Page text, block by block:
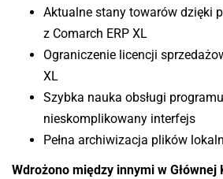
Aktualne stany towarów dzięki
z Comarch ERP XL
Ograniczenie licencji
XL
Szybka nauka obsługi
nieskomplikowany interfejs
Pełna archiwizacja plików
Wdrożono między innymi w